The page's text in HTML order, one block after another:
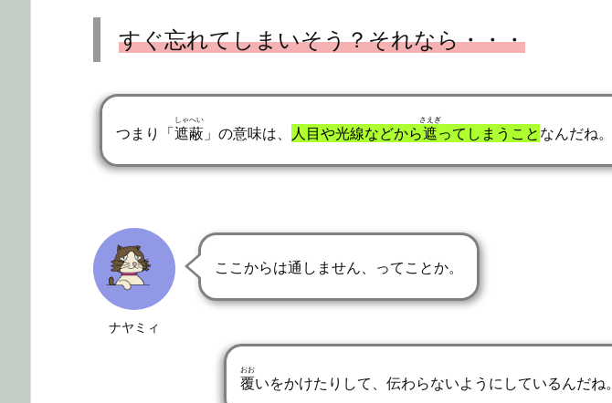
すぐ忘れてしまいそう？それなら・・・
つまり「遮蔽
しゃへい
」の意味は、 人目や光線などから遮
さえぎ
ってしまうこと なんだね。
ナヤミィ
ここからは通しません、ってことか。
覆
おお
いをかけたりして、伝わらないようにしているんだね。